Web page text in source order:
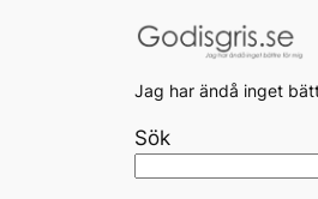
Jag har ändå inget
Sök